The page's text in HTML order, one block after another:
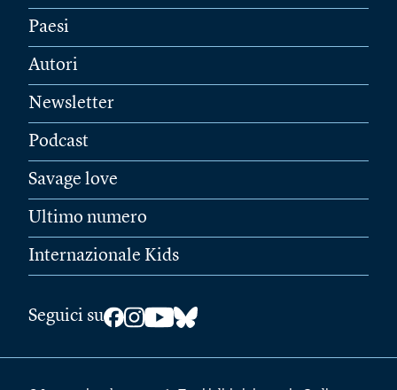
Paesi
Autori
Newsletter
Podcast
Savage love
Ultimo numero
Internazionale Kids
Seguici su